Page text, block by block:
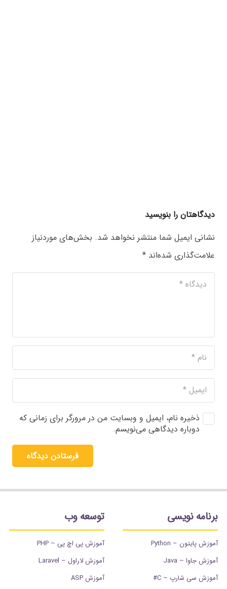
دیدگاهتان را بنویسید
نشانی ایمیل شما منتشر نخواهد شد. بخش‌های موردنیاز
علامت‌گذاری شده‌اند *
ذخیره نام، ایمیل و وبسایت من در مرورگر برای زمانی که
دوباره دیدگاهی می‌نویسم.
فرستادن دیدگاه
برنامه نویسی
آموزش پایتون – Python
آموزش جاوا – Java
آموزش سی شارپ – C#
توسعه وب
آموزش پی اچ پی – PHP
آموزش لاراول – Laravel
آموزش ASP